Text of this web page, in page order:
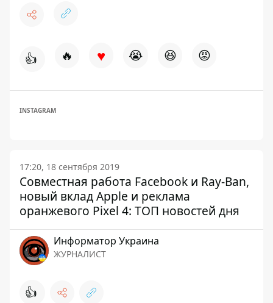
👍 🔥 ♥ 😭 😆 😡
INSTAGRAM
17:20, 18 сентября 2019
Совместная работа Facebook и Ray-Ban,
новый вклад Apple и реклама
оранжевого Pixel 4: ТОП новостей дня
Информатор Украина
ЖУРНАЛИСТ
👍